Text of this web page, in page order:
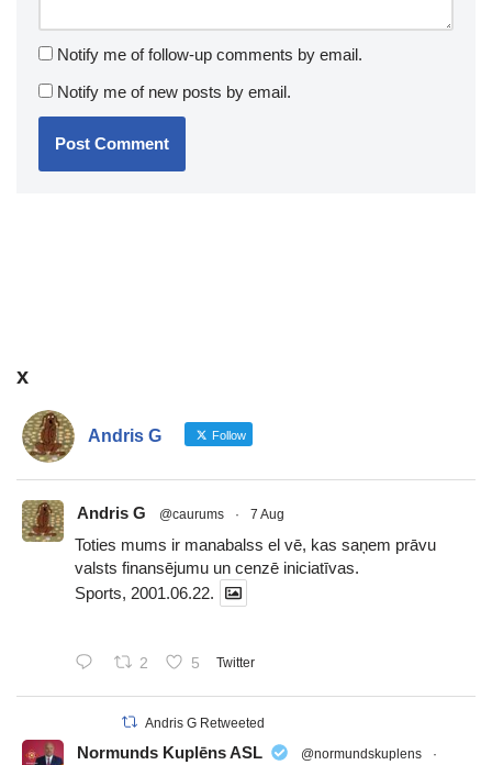
Notify me of follow-up comments by email.
Notify me of new posts by email.
x
Andris G Follow
Andris G @caurums · 7 Aug
Toties mums ir manabalss el vē, kas saņem prāvu
valsts finansējumu un cenzē iniciatīvas.
Sports, 2001.06.22.
2 5 Twitter
Andris G Retweeted
Normunds Kuplēns ASL @normundskuplens ·